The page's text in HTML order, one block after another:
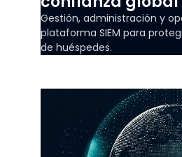
Gestión, administración y
plataforma SIEM para
de huéspedes.